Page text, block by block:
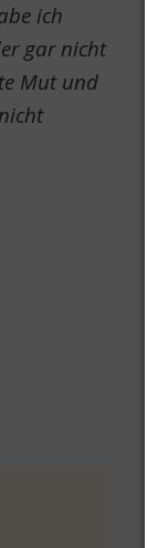
ich
gar nicht
Mut und